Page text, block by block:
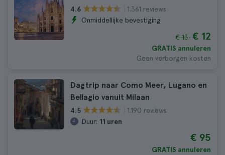
4.6
1.361 reviews
Onmiddellijke bevestiging
€ 13 € 12
GRATIS annuleren
Geen verborgen kosten
Dagtrip naar Como Meer, Lugano en
Bellagio vanuit Milaan
4.5
1.190 reviews
Duur: 11 uren
€ 95
GRATIS annuleren